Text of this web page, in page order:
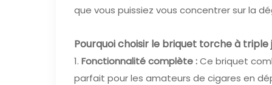
que vous puissiez vous concentrer sur la
Pourquoi choisir le briquet torche à triple
1.Fonctionnalité complète :Ce briquet
parfait pour les amateurs de cigares en